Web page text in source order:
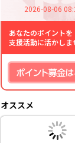
2026-08-06
あなたのポイントを
支援活動に活かしま
オススメ